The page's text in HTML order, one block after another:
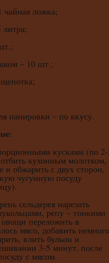
ложка;
литра;
– 10 шт.;
панировки – по вкусу.
кусками (по
кухонным молотком,
и обжарить с двух сторон,
чугунную посуду
сельдерея нарезать
репу – тонкими
переложить в
мясо, добавить немного
влить бульон и
3-5 минут, после
с мясом.